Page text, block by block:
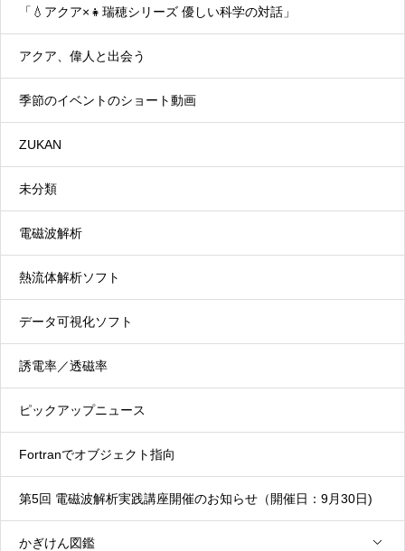
「💧アクア×👧瑞穂シリーズ 優しい科学の対話」
アクア、偉人と出会う
季節のイベントのショート動画
ZUKAN
未分類
電磁波解析
熱流体解析ソフト
データ可視化ソフト
誘電率／透磁率
ピックアップニュース
Fortranでオブジェクト指向
第5回 電磁波解析実践講座開催のお知らせ（開催日：9月30日)
かぎけん図鑑
トルコギキョウ
トルコギキョウ
トルコギキョウ（土耳古桔梗、学名：Eustoma grandiflorum）
は、北米やメキシコ北部原産で、リンドウ科ユーストマ属の非耐